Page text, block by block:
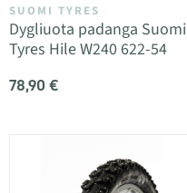
SUOMI TYRES
Dygliuota padanga Suomi
Tyres Hile W240 622-54
78,90 €